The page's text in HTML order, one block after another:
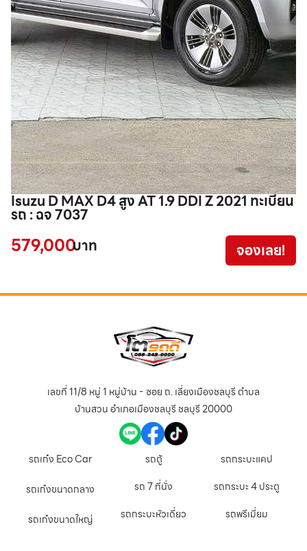
Isuzu D MAX D4 สูง AT 1.9 DDI Z 2021 ทะเบียน
รถ : ฉจ 7037
579,000บาท จองเลย!
เลขที่ 11/8 หมู่ 1 หมู่บ้าน - ซอย ถ. เลี่ยงเมืองชลบุรี ตำบล
บ้านสวน อำเภอเมืองชลบุรี ชลบุรี 20000
รถเก๋ง Eco Car
รถเก๋งขนาดกลาง
รถเก๋งขนาดใหญ่
รถตู้
รถ 7 ที่นั่ง
รถกระบะหัวเดี่ยว
รถกระบะแคป
รถกระบะ 4 ประตู
รถพรีเมี่ยม